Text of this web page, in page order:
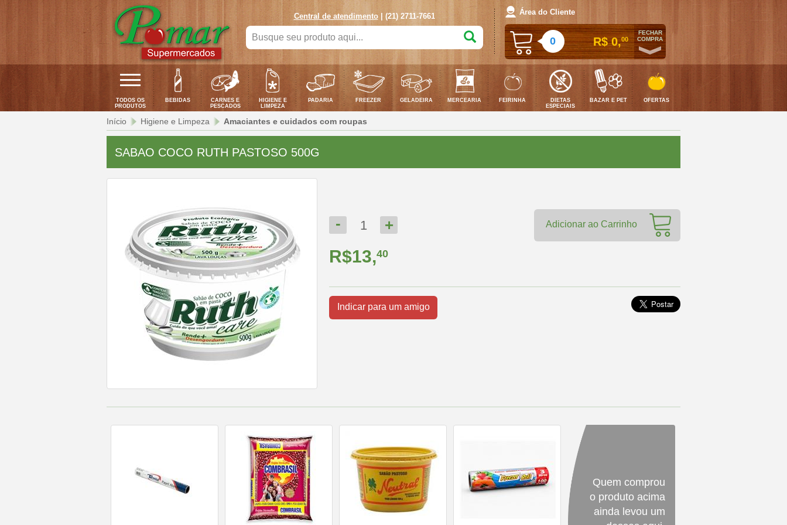
Central de atendimento| (21) 2711-7661
Busque
seu
produto
aqui...
Área do Cliente
0 R$ 0,00
FECHAR
COMPRA
TODOS OS
PRODUTOS
BEBIDAS
CARNES E
PESCADOS
HIGIENE E
LIMPEZA
PADARIA FREEZER GELADEIRA MERCEARIA FEIRINHA
DIETAS
ESPECIAIS
BAZAR E PET OFERTAS
Início Higiene e Limpeza Amaciantes e cuidados com roupas
SABAO COCO RUTH PASTOSO 500G
- 1 + Adicionar ao Carrinho
R$13,40
Indicar para um amigo
Quem comprou
o produto acima
ainda levou um